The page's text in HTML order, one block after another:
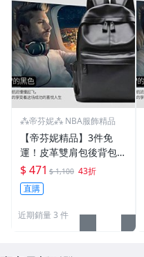
⁂帝芬妮⁂ NBA服飾精品
【帝芬妮精品】3件免
運！皮革雙肩包後背包
旅行包收納包書包男包包
真皮筆電腦包公事包 斜
肩包斜背包側背包單肩包
斜挎包12
$ 471 $ 1,100 43折
直購
近期銷量 3 件